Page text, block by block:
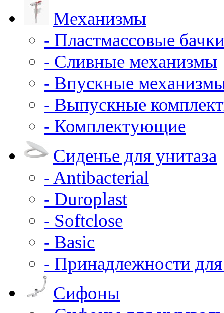
Механизмы
- Пластмассовые
- Сливные механизмы
- Впускные
- Выпускные
- Комплектующие
Сиденье для унитаза
- Antibacterial
- Duroplast
- Softclose
- Basic
- Принадлежности
Сифоны